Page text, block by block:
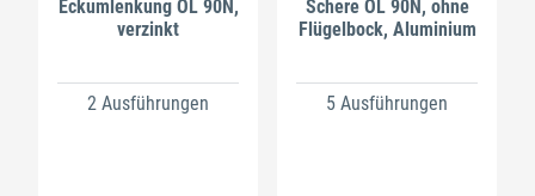
Eckumlenkung OL 90N,
verzinkt
2 Ausführungen
Schere OL 90N, ohne
Flügelbock, Aluminium
5 Ausführungen